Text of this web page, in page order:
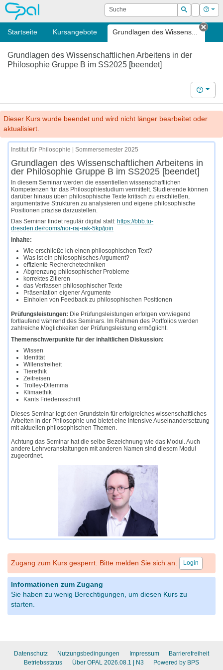
OPAL Suche
Suchen
Login Hilfe
Startseite Kursangebote Grundlagen des Wissens...
Tab
Grundlagen des Wissenschaftlichen Arbeitens in der
Philosophie Gruppe B im SS2025 [beendet]
Hilfe
Dieser Kurs wurde beendet und wird nicht länger bearbeitet oder
aktualisiert.
Institut für Philosophie | Sommersemester 2025
Grundlagen des Wissenschaftlichen Arbeitens in
der Philosophie Gruppe B im SS2025 [beendet]
In diesem Seminar werden die essentiellen wissenschaftlichen
Kompetenzen für das Philosophiestudium vermittelt. Studierende können
darüber hinaus üben philosophische Texte kritisch zu erschließen,
argumentative Strukturen zu analysieren und eigene philosophische
Positionen präzise darzustellen.
Das Seminar findet regulär digital statt: https://bbb.tu-
dresden.de/rooms/nor-raj-rak-5kp/join
Inhalte:
Wie erschließe ich einen philosophischen Text?
Was ist ein philosophisches Argument?
effiziente Recherchetechniken
Abgrenzung philosophischer Probleme
korrektes Zitieren
das Verfassen philosophischer Texte
Präsentation eigener Argumente
Einholen von Feedback zu philosophischen Positionen
Prüfungsleistungen: Die Prüfungsleistungen erfolgen vorwiegend
fortlaufend während des Seminars. Im Rahmen des Portfolios werden
zahlreiche Möglichkeiten der Prüfungsleistung ermöglicht.
Themenschwerpunkte für der inhaltlichen Diskussion:
Wissen
Identität
Willensfreiheit
Tierethik
Zeitreisen
Trolley-Dilemma
Klimaethik
Kants Friedensschrift
Dieses Seminar legt den Grundstein für erfolgreiches wissenschaftliches
Arbeiten in der Philosophie und bietet eine intensive Auseinandersetzung
mit aktuellen philosophischen Themen.
Achtung das Seminar hat die selbe Bezeichnung wie das Modul. Auch
andere Lehrveranstaltungen mit anderen Namen sind diesem Modul
zugeordnet.
Zugang zum Kurs gesperrt. Bitte melden Sie sich an. Login
Informationen zum Zugang
Sie haben zu wenig Berechtigungen, um diesen Kurs zu
starten.
Datenschutz Nutzungsbedingungen Impressum
Barrierefreiheit
Betriebsstatus
Über OPAL 2026.08.1 | N3 Powered by BPS